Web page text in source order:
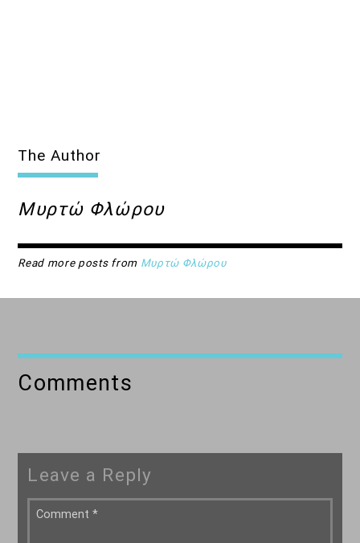
The Author
Μυρτώ Φλώρου
Read more posts from Μυρτώ Φλώρου
Comments
Leave a Reply